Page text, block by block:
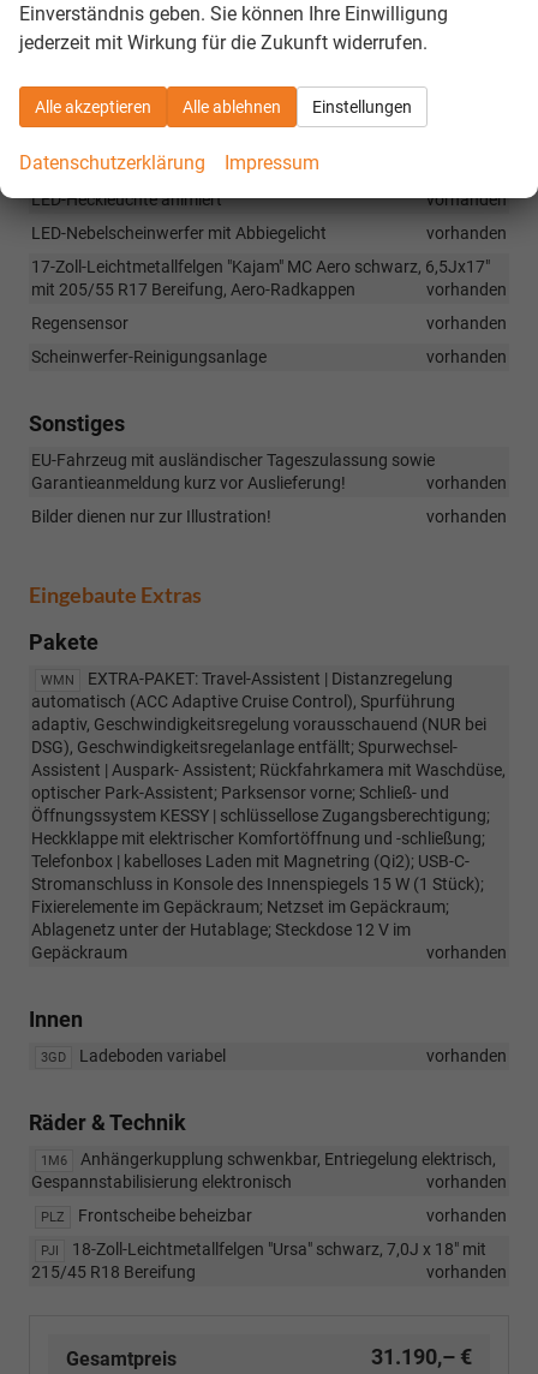
Easy-Start, Start-Stop-Taste anstelle des Zündschlosses
Außenspiegel elektrisch anklappbar, nach Fahrzeugverriegelung,
Abblendung automatisch auf der Fahrerseite
vorhanden
Fahrprofilauswahl
LED-Heckleuchte animiert
vorhanden
LED-Nebelscheinwerfer mit Abbiegelicht
vorhanden
17-Zoll-Leichtmetallfelgen "Kajam" MC Aero schwarz, 6,5Jx17"
mit 205/55 R17 Bereifung, Aero-Radkappen
vorhanden
Regensensor
vorhanden
Scheinwerfer-Reinigungsanlage
vorhanden
Sonstiges
EU-Fahrzeug mit ausländischer Tageszulassung sowie
Garantieanmeldung kurz vor Auslieferung!
vorhanden
Bilder dienen nur zur Illustration!
vorhanden
Eingebaute Extras
Pakete
WMN
EXTRA-PAKET: Travel-Assistent | Distanzregelung
automatisch (ACC Adaptive Cruise Control), Spurführung
adaptiv, Geschwindigkeitsregelung vorausschauend (NUR bei
DSG), Geschwindigkeitsregelanlage entfällt; Spurwechsel-
Assistent | Auspark- Assistent; Rückfahrkamera mit Waschdüse,
optischer Park-Assistent; Parksensor vorne; Schließ- und
Öffnungssystem KESSY | schlüssellose Zugangsberechtigung;
Heckklappe mit elektrischer Komfortöffnung und -schließung;
Telefonbox | kabelloses Laden mit Magnetring (Qi2); USB-C-
Stromanschluss in Konsole des Innenspiegels 15 W (1 Stück);
Fixierelemente im Gepäckraum; Netzset im Gepäckraum;
Ablagenetz unter der Hutablage; Steckdose 12 V im
Gepäckraum
vorhanden
Innen
3GD Ladeboden variabel vorhanden
Räder & Technik
1M6
Anhängerkupplung schwenkbar, Entriegelung elektrisch,
Gespannstabilisierung elektronisch
vorhanden
PLZ Frontscheibe beheizbar vorhanden
PJI
18-Zoll-Leichtmetallfelgen "Ursa" schwarz, 7,0J x 18" mit
215/45 R18 Bereifung
vorhanden
Gesamtpreis 31.190,– €
Einverständnis geben. Sie können Ihre Einwilligung
jederzeit mit Wirkung für die Zukunft widerrufen.
Alle akzeptieren Alle ablehnen Einstellungen
Datenschutzerklärung Impressum